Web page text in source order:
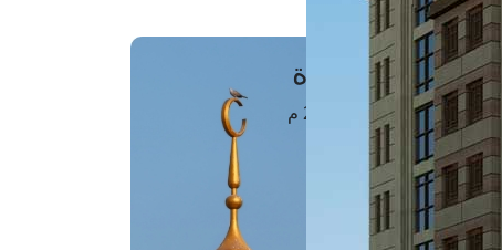
الفتوى الهاتفية
مَواقِيتُ الصَّـــلاة
القاهرة · 07 أغسطس 2026 م
الفجر
الشروق
6 :17